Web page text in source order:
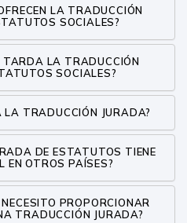
LA TRADUCCIÓN
SOCIALES?
TARDA LA TRADUCCIÓN
SOCIALES?
LA TRADUCCIÓN JURADA?
DE ESTATUTOS TIENE
EN OTROS PAÍSES?
PROPORCIONAR
TRADUCCIÓN JURADA?